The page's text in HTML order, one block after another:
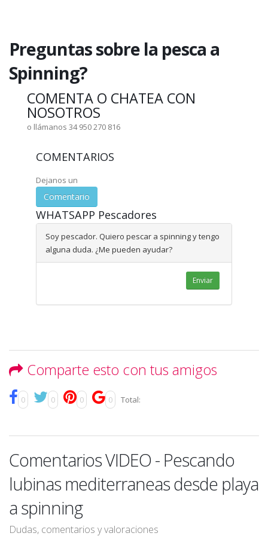
Preguntas sobre la pesca a
Spinning?
COMENTA O CHATEA CON
NOSOTROS
o llámanos 34 950 270 816
COMENTARIOS
Dejanos un
Comentario
WHATSAPP Pescadores
Soy pescador. Quiero pescar a spinning y tengo
alguna duda. ¿Me pueden ayudar?
Enviar
Comparte esto con tus amigos
0 0 0 0 Total:
Comentarios VIDEO - Pescando
lubinas mediterraneas desde playa
a spinning
Dudas, comentarios y valoraciones